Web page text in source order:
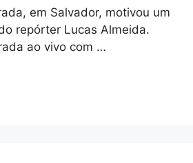
em Salvador, motivou um
repórter Lucas Almeida.
ao vivo com …